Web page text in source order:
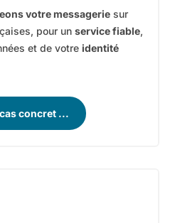
votre messagerie sur
pour unservice fiable,
et de votreidentité
concret ...